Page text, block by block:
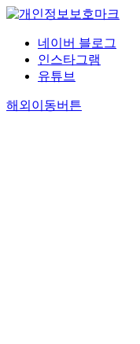
네이버 블로그
인스타그램
유튜브
해외이동버튼